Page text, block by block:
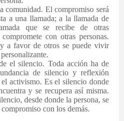
comunidad. El compromiso será
a una llamada; a la llamada de
que se recibe de otras
con otras personas.
a favor de otros se puede vivir
el silencio. Toda acción ha de
de silencio y reflexión
activismo. Es el silencio donde
y se recupera así misma.
desde donde la persona, se
con los demás.